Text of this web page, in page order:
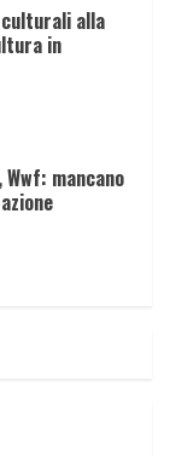
alla
in
mancano